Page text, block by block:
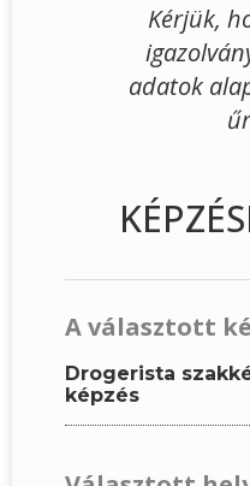
Kérjük,
adatok
A választott
Drogerista
képzés